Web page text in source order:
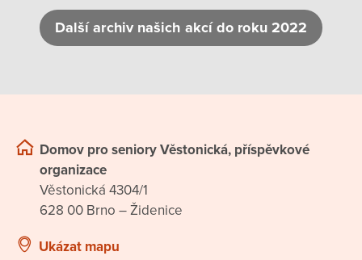
Další archiv našich akcí do roku 2022
Domov pro seniory Věstonická, příspěvkové
organizace
Věstonická 4304/1
628 00 Brno – Židenice
Ukázat mapu